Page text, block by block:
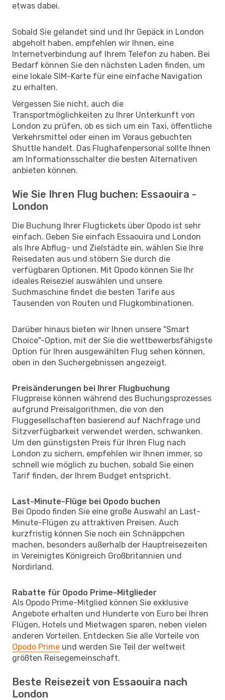
etwas dabei.
Sobald Sie gelandet sind und Ihr Gepäck in London
abgeholt haben, empfehlen wir Ihnen, eine
Internetverbindung auf Ihrem Telefon zu haben. Bei
Bedarf können Sie den nächsten Laden finden, um
eine lokale SIM-Karte für eine einfache Navigation
zu erhalten.
Vergessen Sie nicht, auch die
Transportmöglichkeiten zu Ihrer Unterkunft von
London zu prüfen, ob es sich um ein Taxi, öffentliche
Verkehrsmittel oder einen im Voraus gebuchten
Shuttle handelt. Das Flughafenpersonal sollte Ihnen
am Informationsschalter die besten Alternativen
anbieten können.
Wie Sie Ihren Flug buchen: Essaouira -
London
Die Buchung Ihrer Flugtickets über Opodo ist sehr
einfach. Geben Sie einfach Essaouira und London
als Ihre Abflug- und Zielstädte ein, wählen Sie Ihre
Reisedaten aus und stöbern Sie durch die
verfügbaren Optionen. Mit Opodo können Sie Ihr
ideales Reiseziel auswählen und unsere
Suchmaschine findet die besten Tarife aus
Tausenden von Routen und Flugkombinationen.
Darüber hinaus bieten wir Ihnen unsere "Smart
Choice"-Option, mit der Sie die wettbewerbsfähigste
Option für Ihren ausgewählten Flug sehen können,
oben in den Suchergebnissen angezeigt.
Preisänderungen bei Ihrer Flugbuchung
Flugpreise können während des Buchungsprozesses
aufgrund Preisalgorithmen, die von den
Fluggesellschaften basierend auf Nachfrage und
Sitzverfügbarkeit verwendet werden, schwanken.
Um den günstigsten Preis für Ihren Flug nach
London zu sichern, empfehlen wir Ihnen immer, so
schnell wie möglich zu buchen, sobald Sie einen
Tarif finden, der Ihrem Budget entspricht.
Last-Minute-Flüge bei Opodo buchen
Bei Opodo finden Sie eine große Auswahl an Last-
Minute-Flügen zu attraktiven Preisen. Auch
kurzfristig können Sie noch ein Schnäppchen
machen, besonders außerhalb der Hauptreisezeiten
in Vereinigtes Königreich Großbritannien und
Nordirland.
Rabatte für Opodo Prime-Mitglieder
Als Opodo Prime-Mitglied können Sie exklusive
Angebote erhalten und Hunderte von Euro bei Ihren
Flügen, Hotels und Mietwagen sparen, neben vielen
anderen Vorteilen. Entdecken Sie alle Vorteile von
Opodo Prime und werden Sie Teil der weltweit
größten Reisegemeinschaft.
Beste Reisezeit von Essaouira nach
London